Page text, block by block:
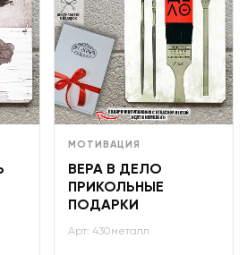
МОТИВАЦИЯ
ВЕРА В ДЕЛО
ПРИКОЛЬНЫЕ
ПОДАРКИ
Арт: 430металл